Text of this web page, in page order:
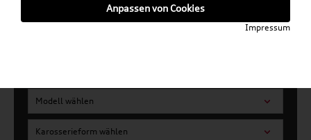
Mein Kundenkonto
Modell wählen
Karosserieform wählen
Anpassen von Cookies
Impressum